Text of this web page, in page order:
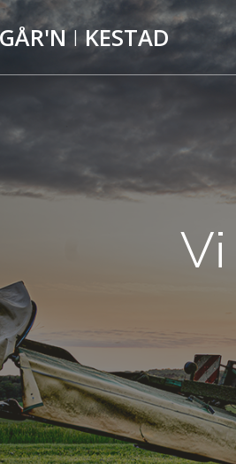
IKESTAD